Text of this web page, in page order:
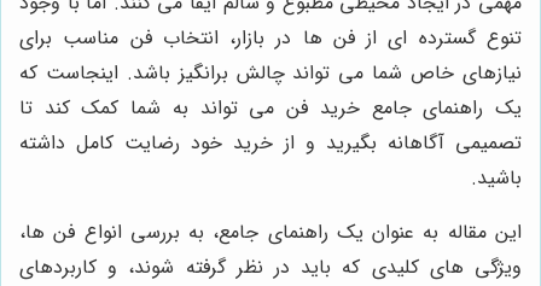
تنوع گسترده ای از فن ها در بازار، انتخاب فن مناسب برای
نیازهای خاص شما می تواند چالش برانگیز باشد. اینجاست که
یک راهنمای جامع خرید فن می تواند به شما کمک کند تا
تصمیمی آگاهانه بگیرید و از خرید خود رضایت کامل داشته
باشید.
این مقاله به عنوان یک راهنمای جامع، به بررسی انواع فن ها،
ویژگی های کلیدی که باید در نظر گرفته شوند، و کاربردهای